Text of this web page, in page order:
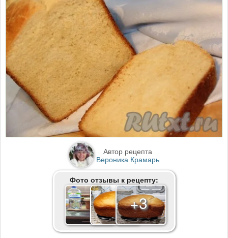
Автор рецепта
Вероника Крамарь
Фото отзывы к рецепту:
+3